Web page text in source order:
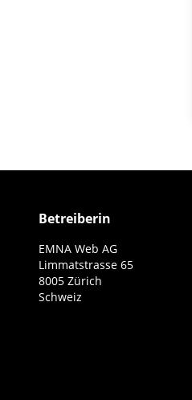
Betreiberin
EMNA Web AG
Limmatstrasse 65
8005 Zürich
Schweiz